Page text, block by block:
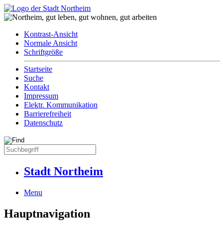
Kontrast-Ansicht
Normale Ansicht
Schriftgröße
Startseite
Suche
Kontakt
Impressum
Elektr. Kommunikation
Barrierefreiheit
Datenschutz
Stadt Northeim
Menu
Hauptnavigation